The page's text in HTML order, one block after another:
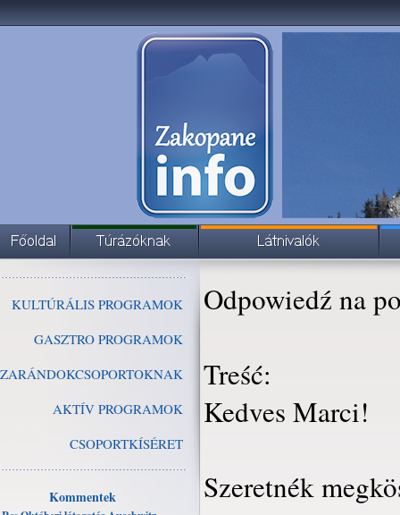
KULTÚRÁLIS PROGRAMOK
GASZTRO PROGRAMOK
ZARÁNDOKCSOPORTOKNAK
AKTÍV PROGRAMOK
CSOPORTKÍSÉRET
Kommentek
Odpowiedź na
Treść:
Kedves Marci!
Szeretnék